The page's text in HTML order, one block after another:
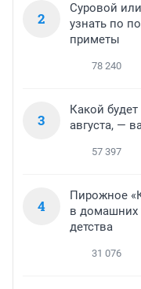
2
Суровой
узнать по
приметы
78 240
3
Какой
августа, —
57 397
4
Пирожное
в домашних
детства
31 076